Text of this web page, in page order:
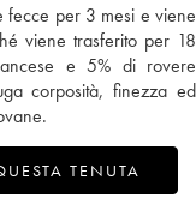
fecce per 3 mesi e viene
viene trasferito per 18
e 5% di rovere
corposità, finezza ed
TENUTA